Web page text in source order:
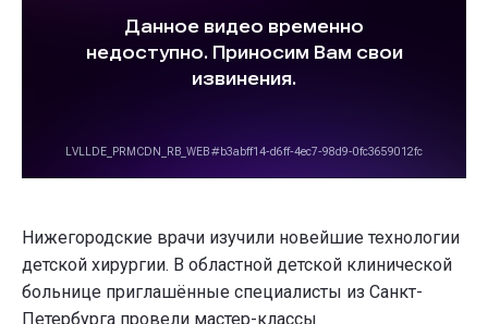
Нижегородские врачи изучили новейшие технологии
детской хирургии. В областной детской клинической
больнице приглашённые специалисты из Санкт-
Петербурга провели мастер-классы